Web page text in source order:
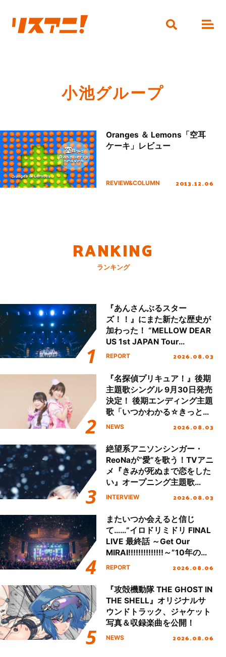
小池グループ
Oranges ＆ Lemons「空耳
ケーキ」レビュー
REVIEW&COLUMN 2013.12.06
RANKING
ランキング
『あんさんぶるスター
ズ！！』にまた新たな歴史が
加わった！ “MELLOW DEAR
US 1st JAPAN Tour
Final「NICE to meet YOU
ート!!
REPORT 2026.08.03
『名探偵プリキュア！』後期
主題歌シングル 9月30日発売
決定！ 後期エンディング主題
歌「いつかわかる☆きっとあ
える」TVサイズ先行配信開
NEWS 2026.08.03
絶望系アニソンシンガー・
ReoNaが“愛”を歌う！TVアニ
メ『きみが死ぬまで恋をした
い』オープニング主題歌
「Amore」インタビュー
INTERVIEW 2026.08.03
またいつか会えると信じ
て……“イロドリミドリ FINAL
LIVE 最終話 ～Get Our
MIRAI!!!!!!!!!!!!!!～”10年の活
動を経てファイナルを迎える
REPORT 2026.08.06
『攻殻機動隊 THE GHOST IN
THE SHELL』オリジナルサ
ウンドトラック、ジャケット
写真＆収録楽曲を公開！
NEWS 2026.08.06